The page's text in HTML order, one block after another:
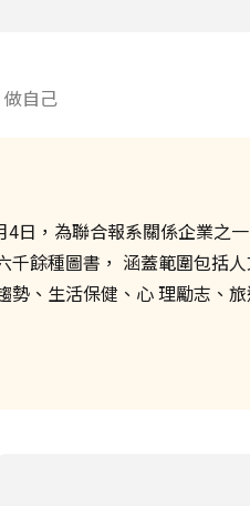
做自己
日，為聯合報系關係企業之
千餘種圖書， 涵蓋範圍包括
勢、生活保健、心 理勵志、